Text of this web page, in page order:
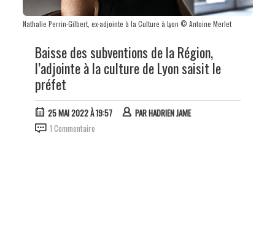
Nathalie Perrin-Gilbert, ex-adjointe à la Culture à Lyon © Antoine Merlet
Baisse des subventions de la Région,
l’adjointe à la culture de Lyon saisit le
préfet
25 MAI 2022 À 19:57 PARHADRIEN JAME
1 Commentaire